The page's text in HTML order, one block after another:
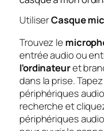
UtiliserCasque
Trouvez le
entrée audio ou
l’ordinateuret
dans la prise.
périphériques
recherche et
périphériques